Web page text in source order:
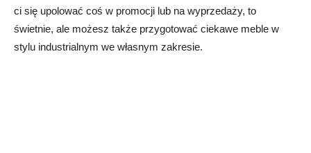
ci się upolować coś w promocji lub na wyprzedaży, to
świetnie, ale możesz także przygotować ciekawe meble w
stylu industrialnym we własnym zakresie.